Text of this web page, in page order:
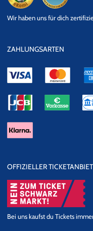
Datensicherheit
Wir haben uns für dich
ZAHLUNGSARTEN
OFFIZIELLER
Bei uns kaufst du Tickets